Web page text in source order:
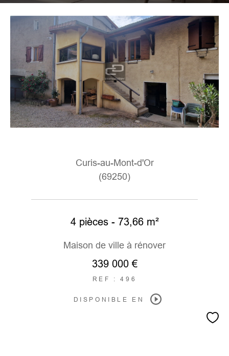
Curis-au-Mont-d'Or
(69250)
4 pièces - 73,66 m²
Maison de ville à rénover
339 000 €
REF : 496
DISPONIBLE EN